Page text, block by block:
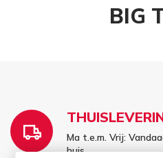
BIG
Ma t.e.m. Vrij:
huis